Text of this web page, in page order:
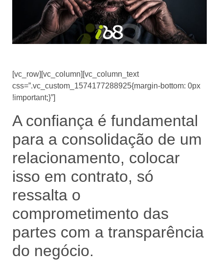
[vc_row][vc_column][vc_column_text
css=”.vc_custom_1574177288925{margin-bottom: 0px
!important;}”]
A confiança é fundamental
para a consolidação de um
relacionamento, colocar
isso em contrato, só
ressalta o
comprometimento das
partes com a transparência
do negócio.